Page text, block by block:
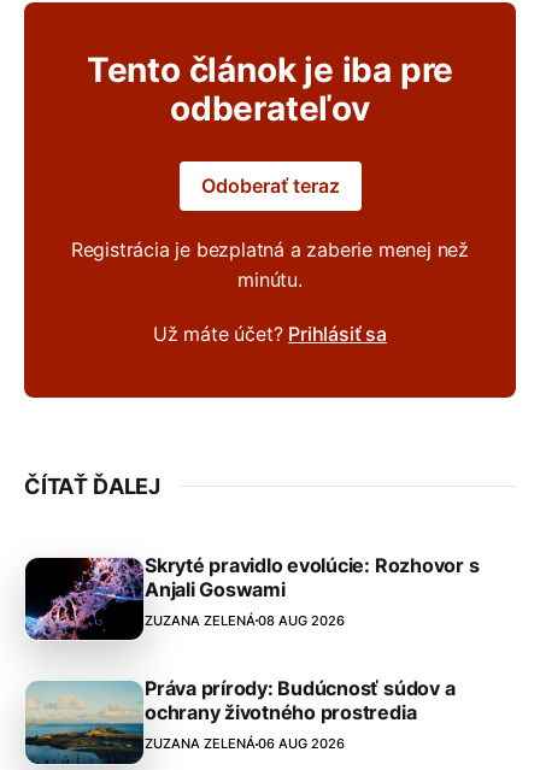
Tento článok je iba pre
odberateľov
Odoberať teraz
Registrácia je bezplatná a zaberie menej než
minútu.
Už máte účet? Prihlásiť sa
ČÍTAŤ ĎALEJ
Skryté pravidlo evolúcie: Rozhovor s
Anjali Goswami
ZUZANA ZELENÁ08 AUG 2026
Práva prírody: Budúcnosť súdov a
ochrany životného prostredia
ZUZANA ZELENÁ06 AUG 2026